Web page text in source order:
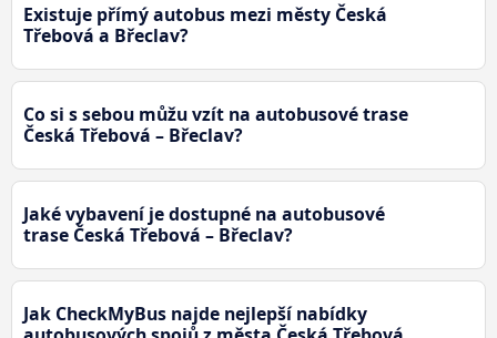
Existuje přímý autobus mezi městy Česká
Třebová a Břeclav?
Co si s sebou můžu vzít na autobusové trase
Česká Třebová – Břeclav?
Jaké vybavení je dostupné na autobusové
trase Česká Třebová – Břeclav?
Jak CheckMyBus najde nejlepší nabídky